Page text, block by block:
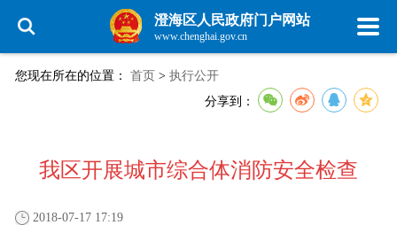
澄海区人民政府门户网站
www.chenghai.gov.cn
您现在所在的位置： 首页 > 执行公开
分享到：
我区开展城市综合体消防安全检查
2018-07-17 17:19